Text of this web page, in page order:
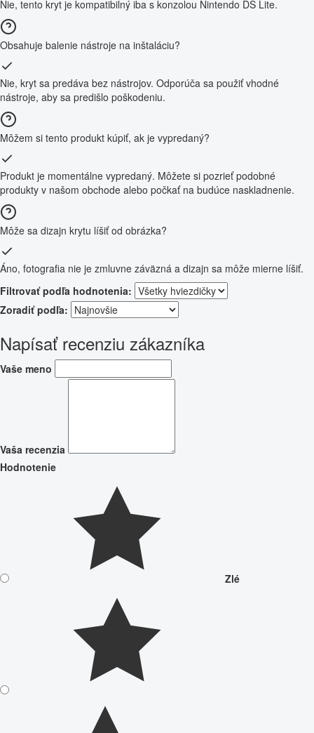
Nie, tento kryt je kompatibilný iba s konzolou Nintendo DS Lite.
Obsahuje balenie nástroje na inštaláciu?
Nie, kryt sa predáva bez nástrojov. Odporúča sa použiť vhodné
nástroje, aby sa predišlo poškodeniu.
Môžem si tento produkt kúpiť, ak je vypredaný?
Produkt je momentálne vypredaný. Môžete si pozrieť podobné
produkty v našom obchode alebo počkať na budúce naskladnenie.
Môže sa dizajn krytu líšiť od obrázka?
Áno, fotografia nie je zmluvne záväzná a dizajn sa môže mierne líšiť.
Filtrovať podľa hodnotenia:
Zoradiť podľa:
Napísať recenziu zákazníka
Vaše meno
Vaša recenzia
Hodnotenie
Zlé